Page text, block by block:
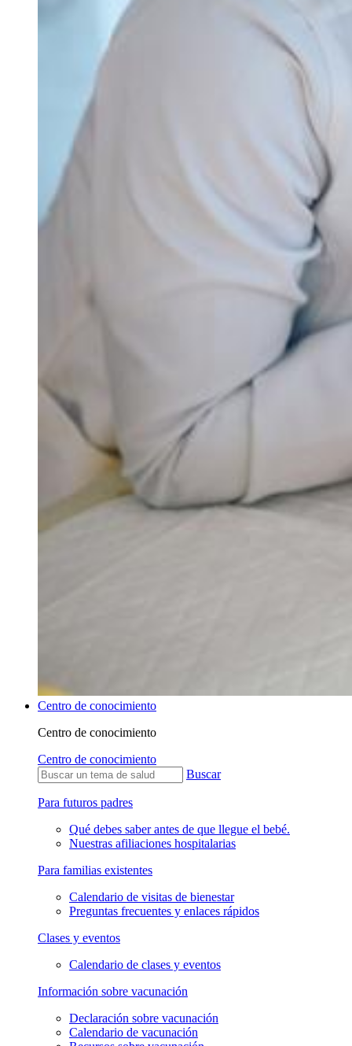
Centro de conocimiento
Centro de conocimiento
Centro de conocimiento
Buscar
Para futuros padres
Qué debes saber antes de que llegue el bebé.
Nuestras afiliaciones hospitalarias
Para familias existentes
Calendario de visitas de bienestar
Preguntas frecuentes y enlaces rápidos
Clases y eventos
Calendario de clases y eventos
Información sobre vacunación
Declaración sobre vacunación
Calendario de vacunación